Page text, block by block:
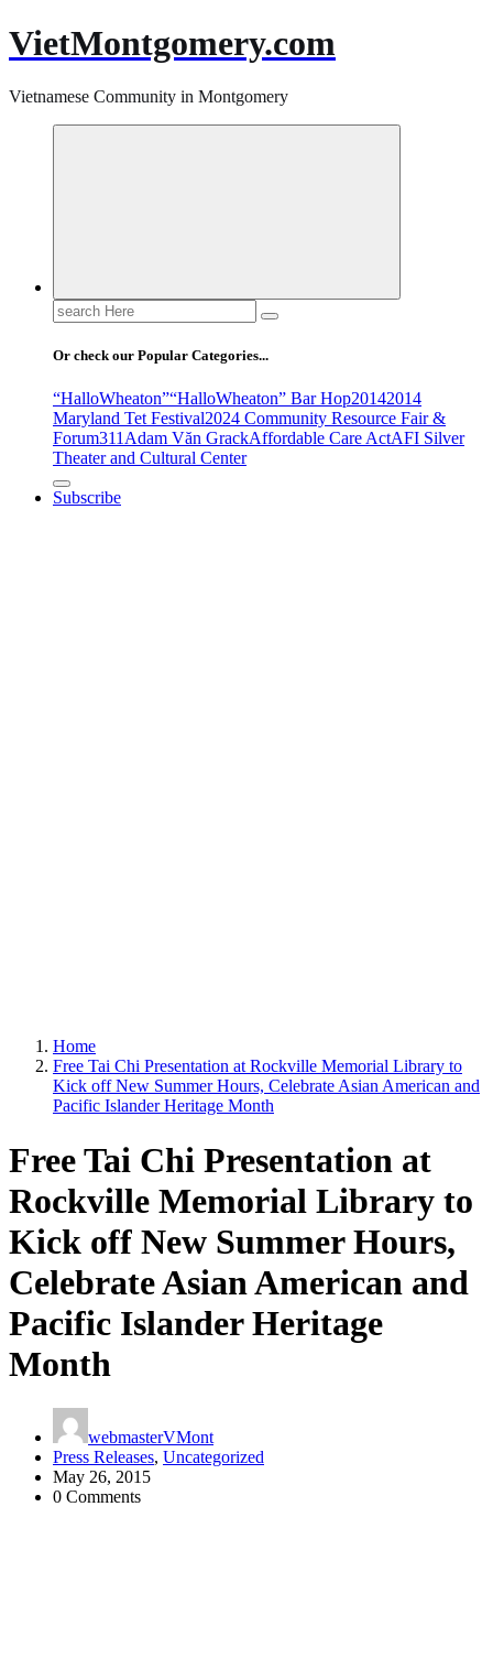
VietMontgomery.com
Vietnamese Community in Montgomery
Search
for:
Or check our Popular Categories...
“HalloWheaton”“HalloWheaton” Bar Hop20142014
Maryland Tet Festival2024 Community Resource Fair &
Forum311Adam Văn GrackAffordable Care ActAFI Silver
Theater and Cultural Center
Subscribe
Home
Free Tai Chi Presentation at Rockville Memorial Library to
Kick off New Summer Hours, Celebrate Asian American and
Pacific Islander Heritage Month
Free Tai Chi Presentation at
Rockville Memorial Library to
Kick off New Summer Hours,
Celebrate Asian American and
Pacific Islander Heritage
Month
webmasterVMont
Press Releases, Uncategorized
May 26, 2015
0 Comments